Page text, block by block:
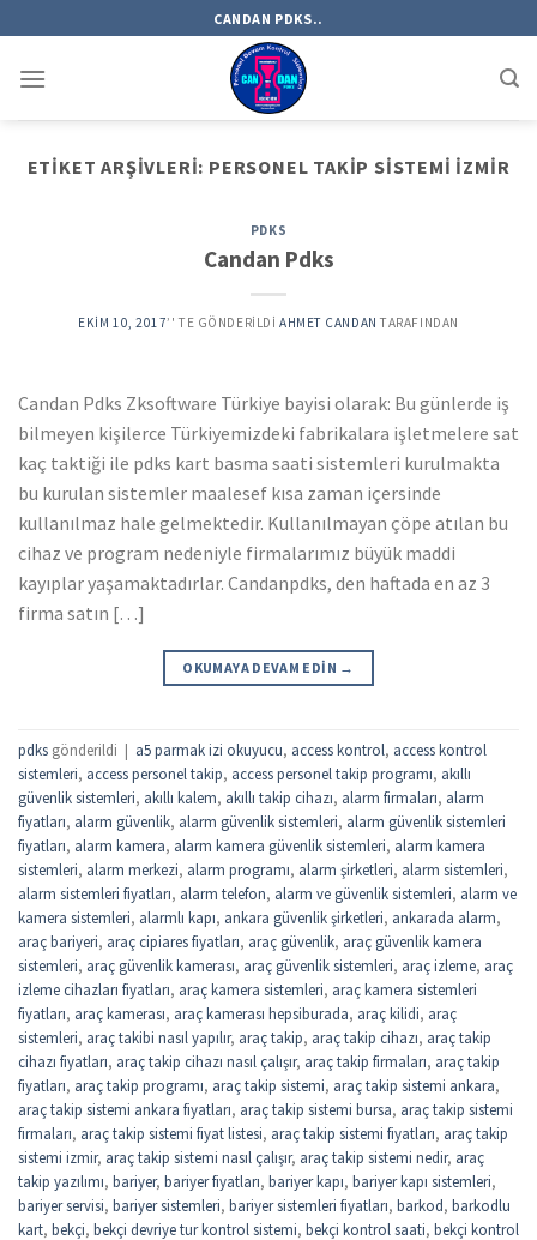
to
content
CANDAN PDKS..
ETIKET ARŞIVLERI: PERSONEL TAKIP SISTEMI IZMIR
PDKS
Candan Pdks
EKIM 10, 2017’' TE GÖNDERILDI AHMET CANDAN TARAFINDAN
Candan Pdks Zksoftware Türkiye bayisi olarak: Bu günlerde iş
bilmeyen kişilerce Türkiyemizdeki fabrikalara işletmelere sat
kaç taktiği ile pdks kart basma saati sistemleri kurulmakta
bu kurulan sistemler maalesef kısa zaman içersinde
kullanılmaz hale gelmektedir. Kullanılmayan çöpe atılan bu
cihaz ve program nedeniyle firmalarımız büyük maddi
kayıplar yaşamaktadırlar. Candanpdks, den haftada en az 3
firma satın […]
OKUMAYA DEVAM EDIN →
pdks gönderildi | a5 parmak izi okuyucu, access kontrol, access kontrol
sistemleri, access personel takip, access personel takip programı, akıllı
güvenlik sistemleri, akıllı kalem, akıllı takip cihazı, alarm firmaları, alarm
fiyatları, alarm güvenlik, alarm güvenlik sistemleri, alarm güvenlik sistemleri
fiyatları, alarm kamera, alarm kamera güvenlik sistemleri, alarm kamera
sistemleri, alarm merkezi, alarm programı, alarm şirketleri, alarm sistemleri,
alarm sistemleri fiyatları, alarm telefon, alarm ve güvenlik sistemleri, alarm ve
kamera sistemleri, alarmlı kapı, ankara güvenlik şirketleri, ankarada alarm,
araç bariyeri, araç cipiares fiyatları, araç güvenlik, araç güvenlik kamera
sistemleri, araç güvenlik kamerası, araç güvenlik sistemleri, araç izleme, araç
izleme cihazları fiyatları, araç kamera sistemleri, araç kamera sistemleri
fiyatları, araç kamerası, araç kamerası hepsiburada, araç kilidi, araç
sistemleri, araç takibi nasıl yapılır, araç takip, araç takip cihazı, araç takip
cihazı fiyatları, araç takip cihazı nasıl çalışır, araç takip firmaları, araç takip
fiyatları, araç takip programı, araç takip sistemi, araç takip sistemi ankara,
araç takip sistemi ankara fiyatları, araç takip sistemi bursa, araç takip sistemi
firmaları, araç takip sistemi fiyat listesi, araç takip sistemi fiyatları, araç takip
sistemi izmir, araç takip sistemi nasıl çalışır, araç takip sistemi nedir, araç
takip yazılımı, bariyer, bariyer fiyatları, bariyer kapı, bariyer kapı sistemleri,
bariyer servisi, bariyer sistemleri, bariyer sistemleri fiyatları, barkod, barkodlu
kart, bekçi, bekçi devriye tur kontrol sistemi, bekçi kontrol saati, bekçi kontrol